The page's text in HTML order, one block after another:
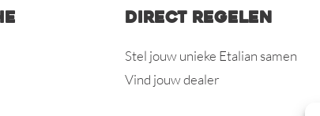
Direct regelen
Stel jouw unieke Etalian samen
Vind jouw dealer